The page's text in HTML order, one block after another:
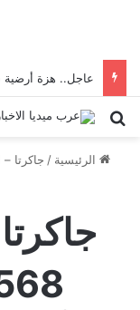
عاجل.. هزة أرضية
بحث عن
الرئيسية /